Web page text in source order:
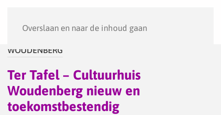
Overslaan en naar de inhoud gaan
WOUDENBERG
Ter Tafel – Cultuurhuis
Woudenberg nieuw en
toekomstbestendig